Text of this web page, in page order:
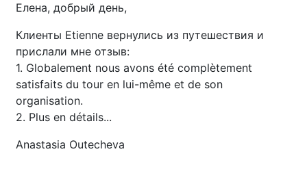
Елена, добрый день,
Клиенты Etienne вернулись из путешествия и
прислали мне отзыв:
1. Globalement nous avons été complètement
satisfaits du tour en lui-même et de son
organisation.
2. Plus en détails...
Anastasia Outecheva